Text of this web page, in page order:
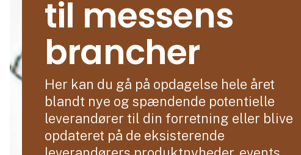
til messens
brancher
Her kan du gå på opdagelse hele året
blandt nye og spændende potentielle
leverandører til din forretning eller blive
opdateret på de eksisterende